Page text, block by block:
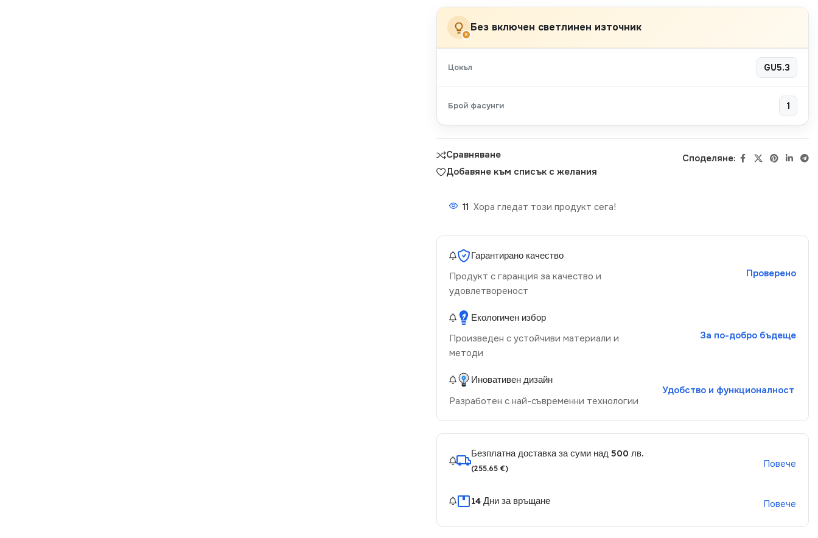
×
Без включен светлинен източник
Цокъл GU5.3
Брой фасунги 1
Сравняване
Добавяне към списък с желания
Споделяне:
11 Хора гледат този продукт сега!
Гарантирано качество
Продукт с гаранция за качество и
удовлетвореност
Проверено
Екологичен избор
Произведен с устойчиви материали и
методи
За по-добро бъдеще
Иновативен дизайн
Разработен с най-съвременни технологии
Удобство и функционалност
Безплатна доставка за суми над 500 лв.
(255.65 €) Повече
14 Дни за връщане Повече